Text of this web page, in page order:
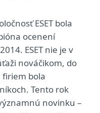
ESET bola
ocenení
ESET nie je v
nováčikom, do
firiem bola
Tento rok
novinku –